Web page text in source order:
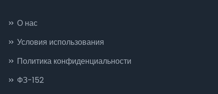
О нас
Условия использования
Политика конфиденциальности
ФЗ-152